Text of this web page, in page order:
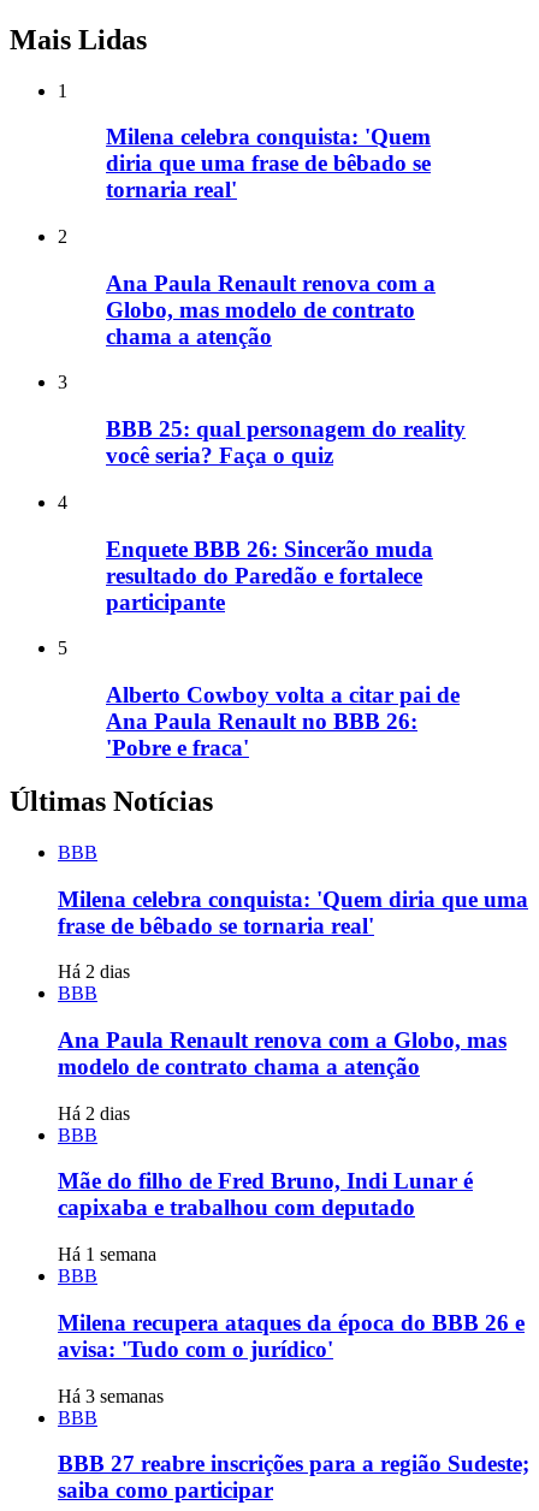
Mais Lidas
1
Milena celebra conquista: 'Quem
diria que uma frase de bêbado se
tornaria real'
2
Ana Paula Renault renova com a
Globo, mas modelo de contrato
chama a atenção
3
BBB 25: qual personagem do reality
você seria? Faça o quiz
4
Enquete BBB 26: Sincerão muda
resultado do Paredão e fortalece
participante
5
Alberto Cowboy volta a citar pai de
Ana Paula Renault no BBB 26:
'Pobre e fraca'
Últimas Notícias
BBB
Milena celebra conquista: 'Quem diria que uma
frase de bêbado se tornaria real'
Há 2 dias
BBB
Ana Paula Renault renova com a Globo, mas
modelo de contrato chama a atenção
Há 2 dias
BBB
Mãe do filho de Fred Bruno, Indi Lunar é
capixaba e trabalhou com deputado
Há 1 semana
BBB
Milena recupera ataques da época do BBB 26 e
avisa: 'Tudo com o jurídico'
Há 3 semanas
BBB
BBB 27 reabre inscrições para a região Sudeste;
saiba como participar